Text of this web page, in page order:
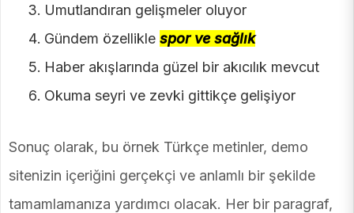
Umutlandıran gelişmeler oluyor
Gündem özellikle spor ve sağlık
Haber akışlarında güzel bir akıcılık mevcut
Okuma seyri ve zevki gittikçe gelişiyor
Sonuç olarak, bu örnek Türkçe metinler, demo
sitenizin içeriğini gerçekçi ve anlamlı bir şekilde
tamamlamanıza yardımcı olacak. Her bir paragraf,